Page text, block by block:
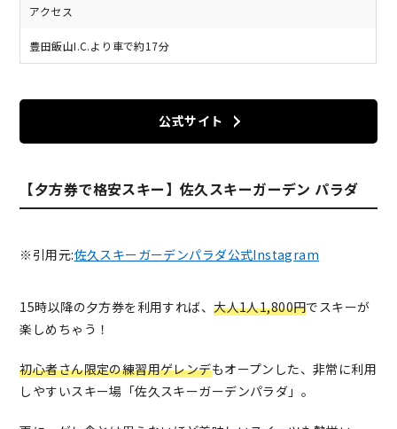
アクセス
豊田飯山I.C.より車で約17分
公式サイト
【夕方券で格安スキー】佐久スキーガーデン パラダ
※引用元:佐久スキーガーデンパラダ公式Instagram
15時以降の夕方券を利用すれば、大人1人1,800円でスキーが
楽しめちゃう！
初心者さん限定の練習用ゲレンデもオープンした、非常に利用
しやすいスキー場「佐久スキーガーデンパラダ」。